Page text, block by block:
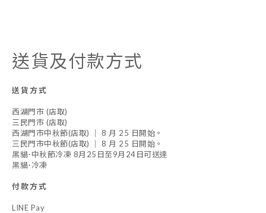
送貨及付款方式
送貨方式
西湖門市 (店取)
三民門市 (店取)
西湖門市中秋節(店取) ｜ 8 月 25 日開始。
三民門市中秋節(店取) ｜ 8 月 25 日開始。
黑貓-中秋節冷凍 8月25日至9月24日可送達
黑貓-冷凍
付款方式
LINE Pay